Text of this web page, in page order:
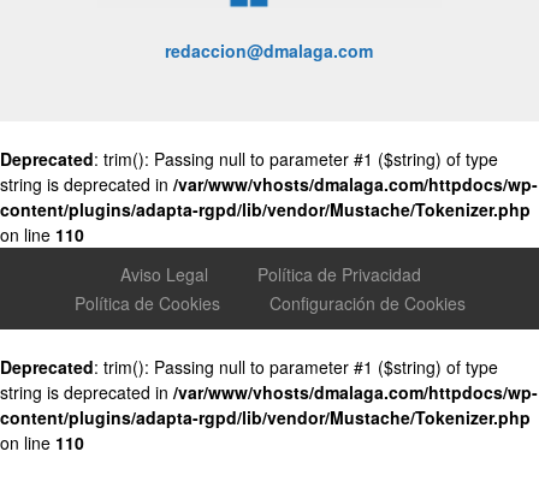
redaccion@dmalaga.com
Deprecated: trim(): Passing null to parameter #1 ($string) of type
string is deprecated in /var/www/vhosts/dmalaga.com/httpdocs/wp-
content/plugins/adapta-rgpd/lib/vendor/Mustache/Tokenizer.php
on line 110
Aviso Legal
Política de Privacidad
Política de Cookies
Configuración de Cookies
Deprecated: trim(): Passing null to parameter #1 ($string) of type
string is deprecated in /var/www/vhosts/dmalaga.com/httpdocs/wp-
content/plugins/adapta-rgpd/lib/vendor/Mustache/Tokenizer.php
on line 110